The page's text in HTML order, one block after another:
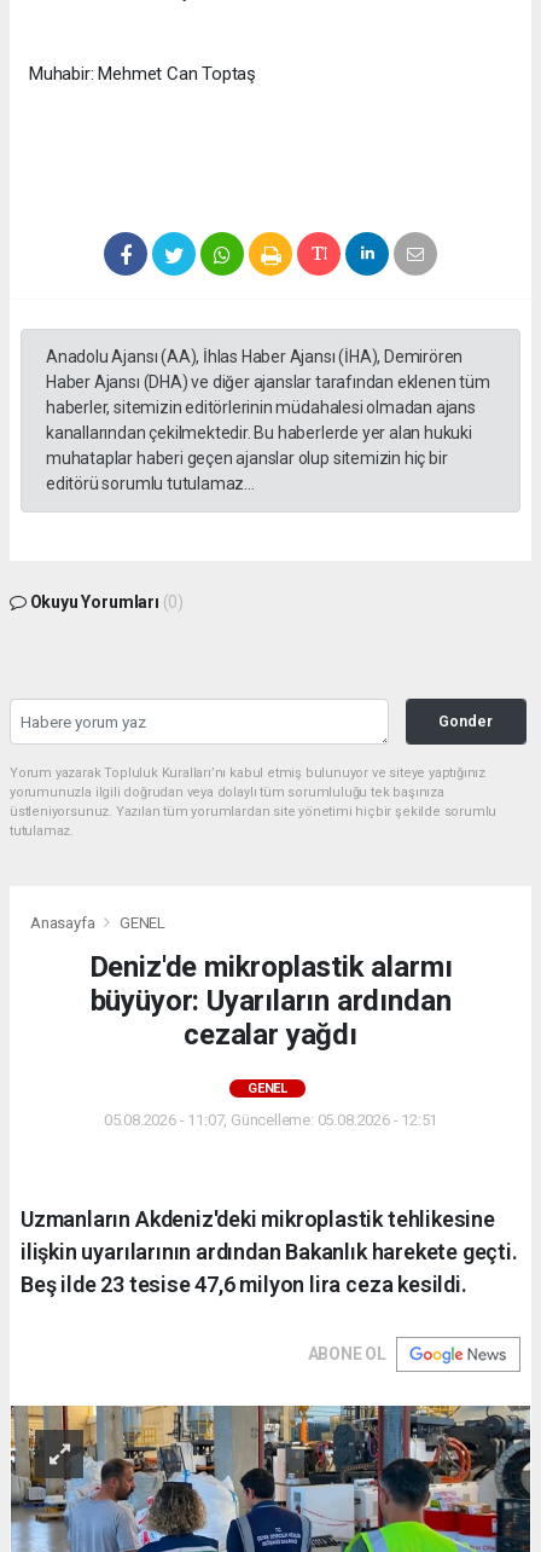
Muhabir: Mehmet Can Toptaş
Anadolu Ajansı (AA), İhlas Haber Ajansı (İHA), Demirören
Haber Ajansı (DHA) ve diğer ajanslar tarafından eklenen tüm
haberler, sitemizin editörlerinin müdahalesi olmadan ajans
kanallarından çekilmektedir. Bu haberlerde yer alan hukuki
muhataplar haberi geçen ajanslar olup sitemizin hiç bir
editörü sorumlu tutulamaz...
Okuyu Yorumları (0)
Gonder
Yorum yazarak Topluluk Kuralları’nı kabul etmiş bulunuyor ve siteye yaptığınız
yorumunuzla ilgili doğrudan veya dolaylı tüm sorumluluğu tek başınıza
üstleniyorsunuz. Yazılan tüm yorumlardan site yönetimi hiçbir şekilde sorumlu
tutulamaz.
Anasayfa GENEL
Deniz'de mikroplastik alarmı
büyüyor: Uyarıların ardından
cezalar yağdı
GENEL
05.08.2026 - 11:07, Güncelleme: 05.08.2026 - 12:51
Uzmanların Akdeniz'deki mikroplastik tehlikesine
ilişkin uyarılarının ardından Bakanlık harekete geçti.
Beş ilde 23 tesise 47,6 milyon lira ceza kesildi.
ABONE OL